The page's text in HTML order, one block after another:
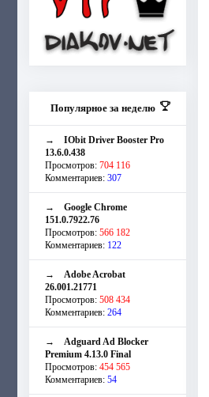
Популярное за неделю
→ IObit Driver Booster Pro
13.6.0.438
Просмотров: 704 116
Комментариев: 307
→ Google Chrome
151.0.7922.76
Просмотров: 566 182
Комментариев: 122
→ Adobe Acrobat
26.001.21771
Просмотров: 508 434
Комментариев: 264
→ Adguard Ad Blocker
Premium 4.13.0 Final
Просмотров: 454 565
Комментариев: 54